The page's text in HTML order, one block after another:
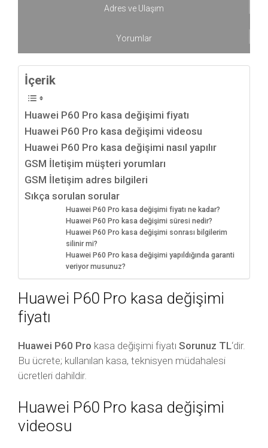
Adres ve Ulaşım
Yorumlar
İçerik
Huawei P60 Pro kasa değişimi fiyatı
Huawei P60 Pro kasa değişimi videosu
Huawei P60 Pro kasa değişimi nasıl yapılır
GSM İletişim müşteri yorumları
GSM İletişim adres bilgileri
Sıkça sorulan sorular
Huawei P60 Pro kasa değişimi fiyatı ne kadar?
Huawei P60 Pro kasa değişimi süresi nedir?
Huawei P60 Pro kasa değişimi sonrası bilgilerim
silinir mi?
Huawei P60 Pro kasa değişimi yapıldığında garanti
veriyor musunuz?
Huawei P60 Pro kasa değişimi
fiyatı
Huawei P60 Pro kasa değişimi fiyatı Sorunuz TL‘dir.
Bu ücrete; kullanılan kasa, teknisyen müdahalesi
ücretleri dahildir.
Huawei P60 Pro kasa değişimi
videosu